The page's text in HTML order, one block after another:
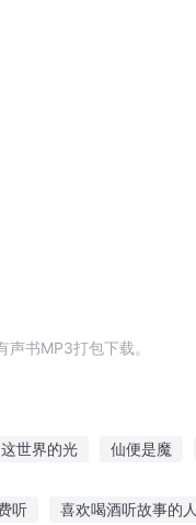
书MP3打包下载。
世界的光 仙便是魔
听 喜欢喝酒听故事的人